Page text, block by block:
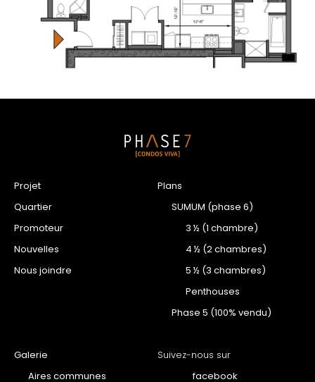
Projet
Quartier
Promoteur
Nouvelles
Nous joindre
Plans
SUMUM (phase 6)
3 ½ (1 chambre)
4 ½ (2 chambres)
5 ½ (3 chambres)
Penthouses
Phase 5 (100% vendu)
Galerie
Aires communes
Suivez-nous sur
facebook